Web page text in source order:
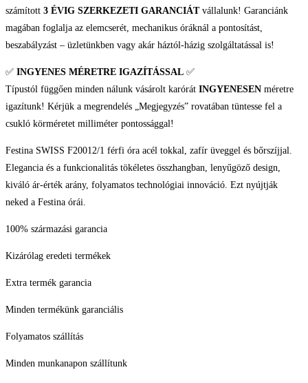
számított 3 ÉVIG SZERKEZETI GARANCIÁTvállalunk! Garanciánk
magában foglalja az elemcserét, mechanikus óráknál a pontosítást,
beszabályzást – üzletünkben vagy akár háztól-házig szolgáltatással is!
✅ INGYENES MÉRETRE IGAZÍTÁSSAL ✅
Típustól függően minden nálunk vásárolt karórát INGYENESEN méretre
igazítunk! Kérjük a megrendelés „Megjegyzés” rovatában tüntesse fel a
csukló körméretet milliméter pontossággal!
Festina SWISS F20012/1 férfi óra acél tokkal, zafír üveggel és bőrszíjjal.
Elegancia és a funkcionalitás tökéletes összhangban, lenyűgöző design,
kiváló ár-érték arány, folyamatos technológiai innováció. Ezt nyújtják
neked a Festina órái.
100% származási garancia
Kizárólag eredeti termékek
Extra termék garancia
Minden termékünk garanciális
Folyamatos szállítás
Minden munkanapon szállítunk